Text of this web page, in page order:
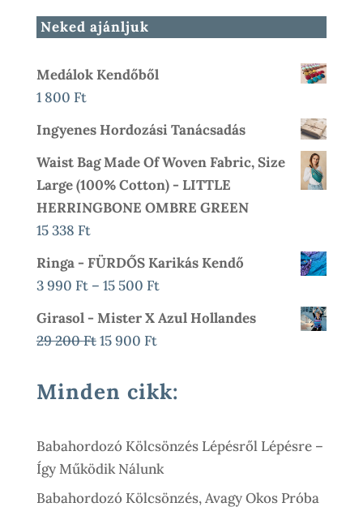
Neked ajánljuk
Medálok Kendőből
1 800 Ft
Ingyenes Hordozási Tanácsadás
Waist Bag Made Of Woven Fabric, Size
Large (100% Cotton) - LITTLE
HERRINGBONE OMBRE GREEN
15 338 Ft
Ringa - FÜRDŐS Karikás Kendő
3 990 Ft – 15 500 FtÁrtartomány:
990 Ft
500 Ft
Girasol - Mister X Azul Hollandes
29 200FtOriginal
Was:
15 900 FtCurrent
Is:
Minden cikk:
Babahordozó Kölcsönzés Lépésről Lépésre –
Így Működik Nálunk
Babahordozó Kölcsönzés, Avagy Okos Próba